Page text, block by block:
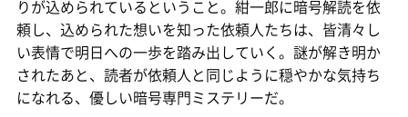
りが込められているということ。紺一郎に暗号解読を依
頼し、込められた想いを知った依頼人たちは、皆清々し
い表情で明日への一歩を踏み出していく。謎が解き明か
されたあと、読者が依頼人と同じように穏やかな気持ち
になれる、優しい暗号専門ミステリーだ。